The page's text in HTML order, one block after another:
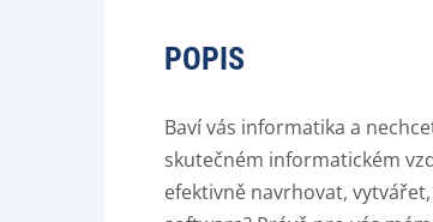
POPIS
Baví vás informatika a
skutečném informatickém
efektivně navrhovat,